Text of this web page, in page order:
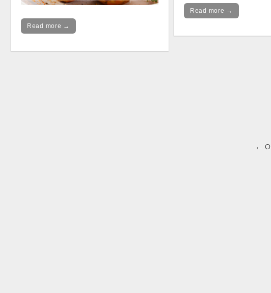
Read more →
Read more →
←